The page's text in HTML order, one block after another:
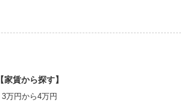
【家賃から探す】
3万円から4万円